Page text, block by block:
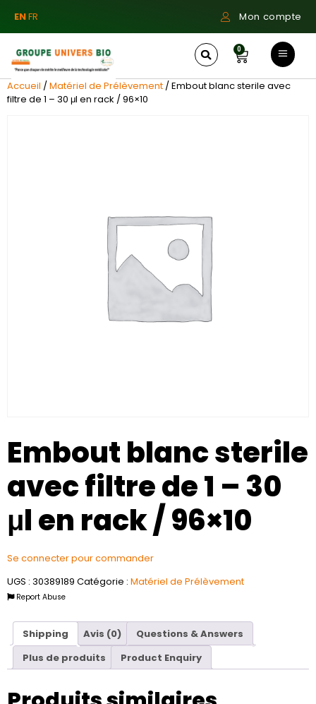
ENFR Mon compte
0
Accueil /Matériel de Prélèvement / Embout blanc sterile avec
filtre de 1 – 30 μl en rack / 96×10
Embout blanc sterile
avec filtre de 1 – 30
μl en rack / 96×10
Se connecter pour commander
UGS : 30389189 Catégorie : Matériel de Prélèvement
Report Abuse
Shipping Avis (0)
Questions & Answers
Plus de produits
Product Enquiry